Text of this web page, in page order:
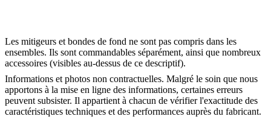
Les mitigeurs et bondes de fond ne sont pas compris dans les
ensembles. Ils sont commandables séparément, ainsi que nombreux
accessoires (visibles au-dessus de ce descriptif).
Informations et photos non contractuelles. Malgré le soin que nous
apportons à la mise en ligne des informations, certaines erreurs
peuvent subsister. Il appartient à chacun de vérifier l'exactitude des
caractéristiques techniques et des performances auprès du fabricant.